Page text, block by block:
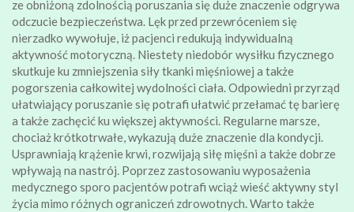
ze obniżoną zdolnością poruszania się duże znaczenie odgrywa
odczucie bezpieczeństwa. Lęk przed przewróceniem się
nierzadko wywołuje, iż pacjenci redukują indywidualną
aktywność motoryczną. Niestety niedobór wysiłku fizycznego
skutkuje ku zmniejszenia siły tkanki mięśniowej a także
pogorszenia całkowitej wydolności ciała. Odpowiedni przyrząd
ułatwiający poruszanie się potrafi ułatwić przełamać tę barierę
a także zachęcić ku większej aktywności. Regularne marsze,
chociaż krótkotrwałe, wykazują duże znaczenie dla kondycji.
Usprawniają krążenie krwi, rozwijają siłę mięśni a także dobrze
wpływają na nastrój. Poprzez zastosowaniu wyposażenia
medycznego sporo pacjentów potrafi wciąż wieść aktywny styl
życia mimo różnych ograniczeń zdrowotnych. Warto także